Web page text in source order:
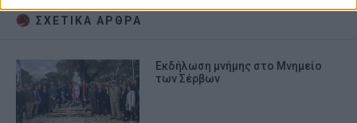
ΣΧΕΤΙΚA AΡΘΡΑ
Εκδήλωση μνήμης στο Μνημείο
των Σέρβων